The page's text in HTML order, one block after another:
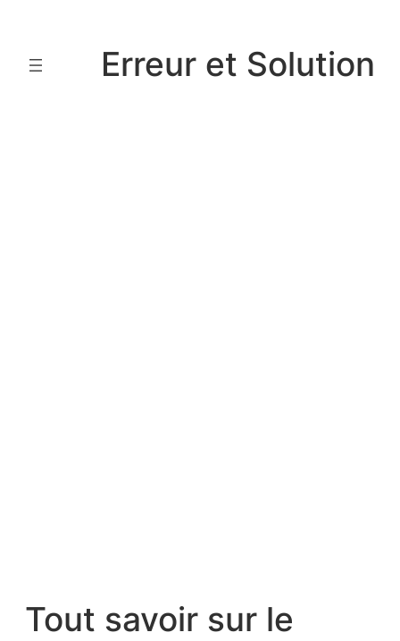
contenu
Erreur et Solution
Tout savoir sur le